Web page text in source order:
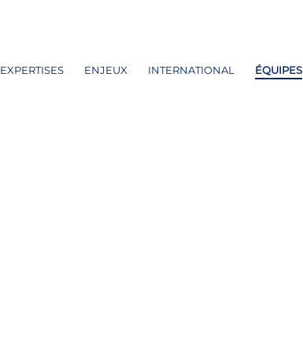
EXPERTISES ENJEUX INTERNATIONAL ÉQUIPES